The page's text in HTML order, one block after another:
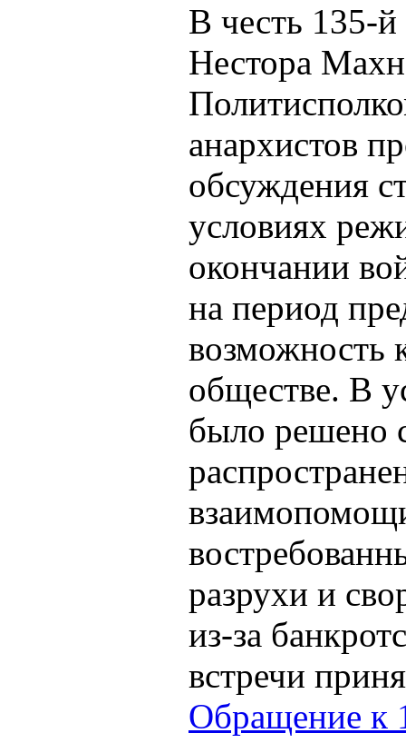
В честь 135-
Нестора
анархистов
обсуждения
условиях
окончании
на период
возможность
обществе. В
было решено
разрухи и
из-за
встречи
Обращение к